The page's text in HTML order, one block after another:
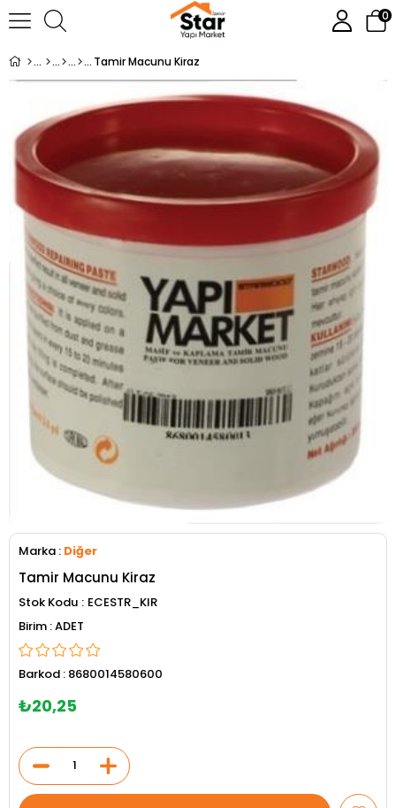
0
Tamir Macunu Kiraz
Marka : Diğer
Tamir Macunu Kiraz
Stok Kodu
ECESTR_KIR
ADET
Barkod : 8680014580600
₺20,25